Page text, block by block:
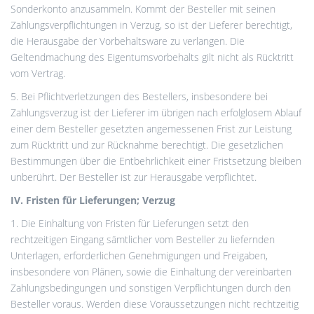
Sonderkonto anzusammeln. Kommt der Besteller mit seinen
Zahlungsverpflichtungen in Verzug, so ist der Lieferer berechtigt,
die Herausgabe der Vorbehaltsware zu verlangen. Die
Geltendmachung des Eigentumsvorbehalts gilt nicht als Rücktritt
vom Vertrag.
5. Bei Pflichtverletzungen des Bestellers, insbesondere bei
Zahlungsverzug ist der Lieferer im übrigen nach erfolglosem Ablauf
einer dem Besteller gesetzten angemessenen Frist zur Leistung
zum Rücktritt und zur Rücknahme berechtigt. Die gesetzlichen
Bestimmungen über die Entbehrlichkeit einer Fristsetzung bleiben
unberührt. Der Besteller ist zur Herausgabe verpflichtet.
IV. Fristen für Lieferungen; Verzug
1. Die Einhaltung von Fristen für Lieferungen setzt den
rechtzeitigen Eingang sämtlicher vom Besteller zu liefernden
Unterlagen, erforderlichen Genehmigungen und Freigaben,
insbesondere von Plänen, sowie die Einhaltung der vereinbarten
Zahlungsbedingungen und sonstigen Verpflichtungen durch den
Besteller voraus. Werden diese Voraussetzungen nicht rechtzeitig